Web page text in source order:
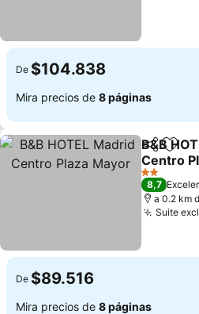
De $104.838
Mira precios de 8 páginas
Compartir
B&B
Centro
Ver
2 Estrellas
8,7
a 0.2 km
Suite
De $89.516
Mira precios de 8 páginas